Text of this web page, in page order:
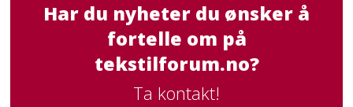
Har du nyheter du ønsker å
fortelle om på
tekstilforum.no?
Ta kontakt!